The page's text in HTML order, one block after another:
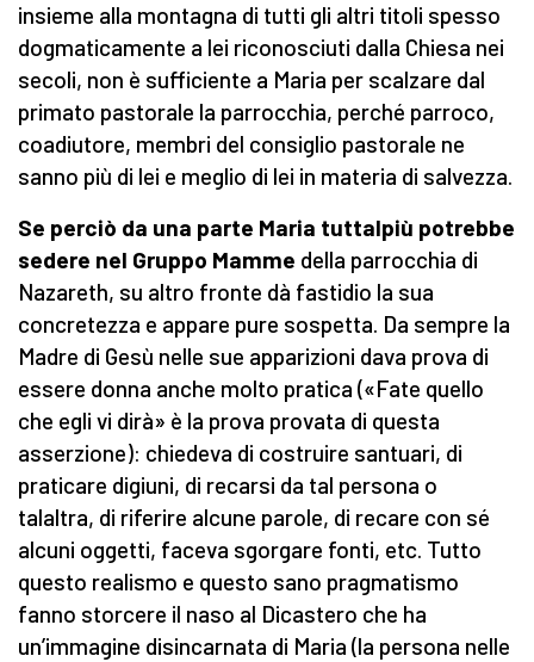
insieme alla montagna di tutti gli altri titoli spesso
dogmaticamente a lei riconosciuti dalla Chiesa nei
secoli, non è sufficiente a Maria per scalzare dal
primato pastorale la parrocchia, perché parroco,
coadiutore, membri del consiglio pastorale ne
sanno più di lei e meglio di lei in materia di salvezza.
Se perciò da una parte Maria tuttalpiù potrebbe
sedere nel Gruppo Mamme della parrocchia di
Nazareth, su altro fronte dà fastidio la sua
concretezza e appare pure sospetta. Da sempre la
Madre di Gesù nelle sue apparizioni dava prova di
essere donna anche molto pratica («Fate quello
che egli vi dirà» è la prova provata di questa
asserzione): chiedeva di costruire santuari, di
praticare digiuni, di recarsi da tal persona o
talaltra, di riferire alcune parole, di recare con sé
alcuni oggetti, faceva sgorgare fonti, etc. Tutto
questo realismo e questo sano pragmatismo
fanno storcere il naso al Dicastero che ha
un’immagine disincarnata di Maria (la persona nelle